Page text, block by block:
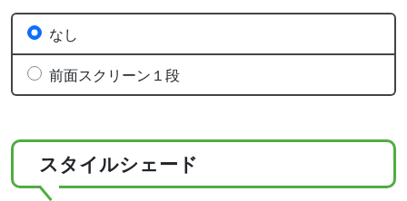
なし
前面スクリーン１段
スタイルシェード